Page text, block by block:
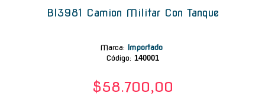
Bl3981 Camion Militar Con Tanque
Marca: Importado
Código: 140001
$58.700,00